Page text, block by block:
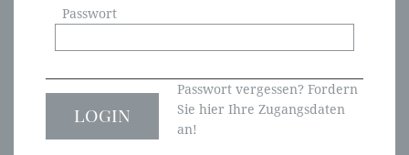
Passwort
Passwort vergessen? Fordern
Sie hier Ihre Zugangsdaten
an!